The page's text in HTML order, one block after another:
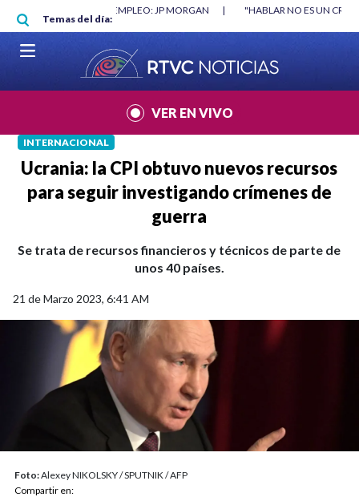
Pasar al contenido principal
Temas del día:
"HABLAR NO ES UN CRIMEN": CARTA DE BETO CORAL |
VER EN VIVO
INTERNACIONAL
Ucrania: la CPI obtuvo nuevos recursos
para seguir investigando crímenes de
guerra
Se trata de recursos financieros y técnicos de parte de
unos 40 países.
21 de Marzo 2023, 6:41 AM
Foto:Alexey NIKOLSKY / SPUTNIK / AFP
Compartir en: